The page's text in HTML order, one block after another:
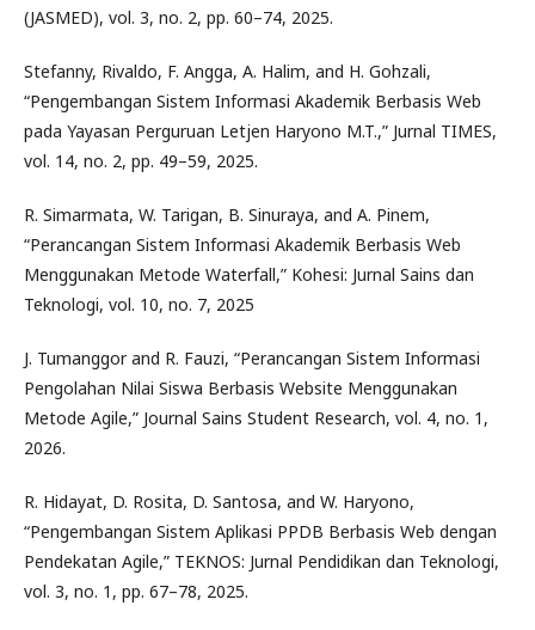
(JASMED), vol. 3, no. 2, pp. 60–74, 2025.
Stefanny, Rivaldo, F. Angga, A. Halim, and H. Gohzali,
“Pengembangan Sistem Informasi Akademik Berbasis Web
pada Yayasan Perguruan Letjen Haryono M.T.,” Jurnal TIMES,
vol. 14, no. 2, pp. 49–59, 2025.
R. Simarmata, W. Tarigan, B. Sinuraya, and A. Pinem,
“Perancangan Sistem Informasi Akademik Berbasis Web
Menggunakan Metode Waterfall,” Kohesi: Jurnal Sains dan
Teknologi, vol. 10, no. 7, 2025
J. Tumanggor and R. Fauzi, “Perancangan Sistem Informasi
Pengolahan Nilai Siswa Berbasis Website Menggunakan
Metode Agile,” Journal Sains Student Research, vol. 4, no. 1,
2026.
R. Hidayat, D. Rosita, D. Santosa, and W. Haryono,
“Pengembangan Sistem Aplikasi PPDB Berbasis Web dengan
Pendekatan Agile,” TEKNOS: Jurnal Pendidikan dan Teknologi,
vol. 3, no. 1, pp. 67–78, 2025.